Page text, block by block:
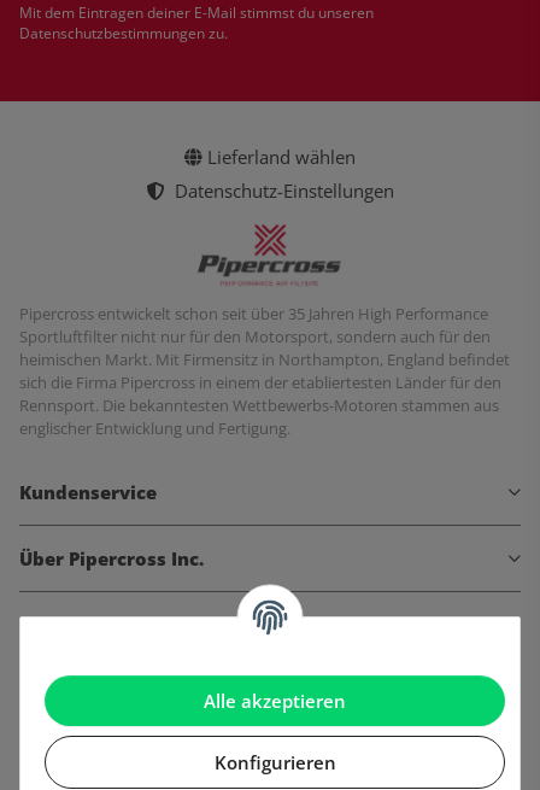
Alle akzeptieren
Konfigurieren
Mit dem Eintragen deiner E-Mail stimmst du unseren
Datenschutzbestimmungenzu.
Lieferland wählen
Datenschutz-Einstellungen
Pipercross entwickelt schon seit über 35 Jahren High Performance
Sportluftfilter nicht nur für den Motorsport, sondern auch für den
heimischen Markt. Mit Firmensitz in Northampton, England befindet
sich die Firma Pipercross in einem der etabliertesten Länder für den
Rennsport. Die bekanntesten Wettbewerbs-Motoren stammen aus
englischer Entwicklung und Fertigung.
Kundenservice
Über Pipercross Inc.
Informationen
Gesetzliche Informationen